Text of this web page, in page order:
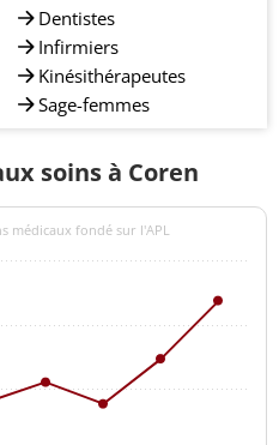
Dentistes
Infirmiers
Kinésithérapeutes
Sage-femmes
soins à Coren
médicaux fondé sur l'APL